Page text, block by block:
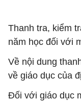
Thanh tra, kiểm
năm học đối với
Về nội dung
về giáo dục của
Đối với giáo dục